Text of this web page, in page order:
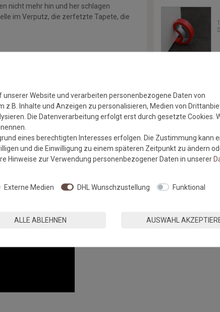
nicht mehr hin und her schlagen
im Verputz, die zerfetzte Tapete, die
Website und verarbeiten personenbezogene Daten von
z.B. Inhalte und Anzeigen zu personalisieren, Medien von
Die Datenverarbeitung erfolgt erst durch gesetzte Cookies.
eines berechtigten Interesses erfolgen. Die Zustimmung kann
und die Einwilligung zu einem späteren Zeitpunkt zu ändern
Hinweise zur Verwendung personenbezogener Daten in unserer
Externe Medien DHL Wunschzustellung Funktional
ALLE ABLEHNEN AUSWAHL